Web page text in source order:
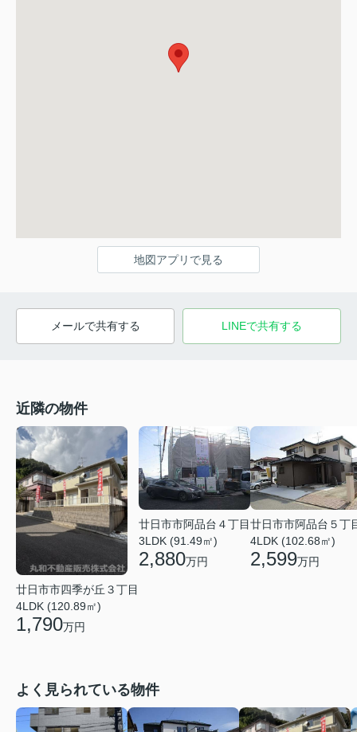
地図アプリで見る
メールで共有する LINEで共有する
近隣の物件
廿日市市四季が丘３丁目
4LDK (120.89㎡)
1,790万円
廿日市市阿品台４丁目
3LDK (91.49㎡)
2,880万円
廿日市市阿品台５丁
4LDK (102.68㎡)
2,599万円
よく見られている物件